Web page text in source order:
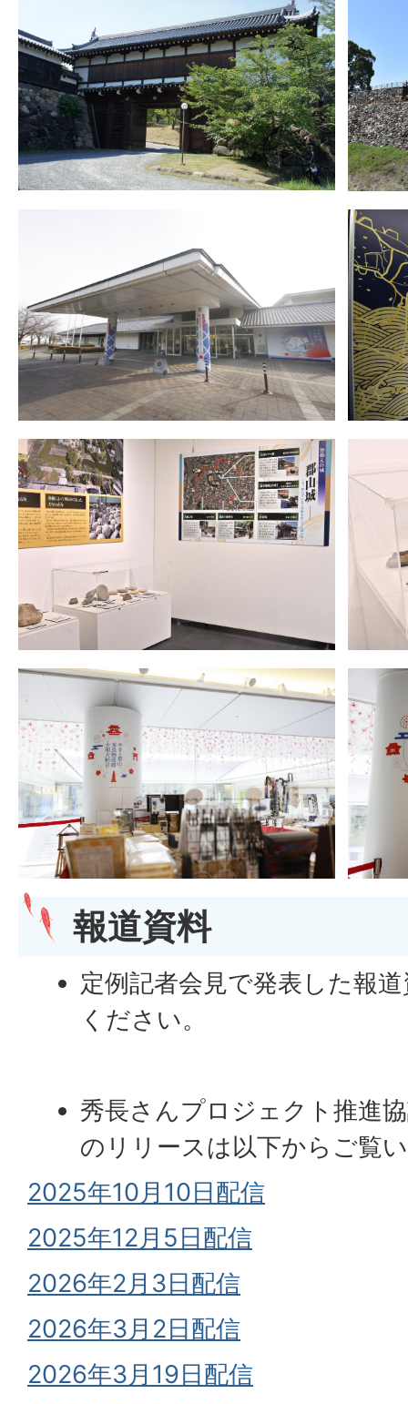
報道資料
定例記者会見で発表した報
ください。
秀長さんプロジェクト推進
のリリースは以下からご覧
2025年10月10日配信
2025年12月5日配信
2026年2月3日配信
2026年3月2日配信
2026年3月19日配信